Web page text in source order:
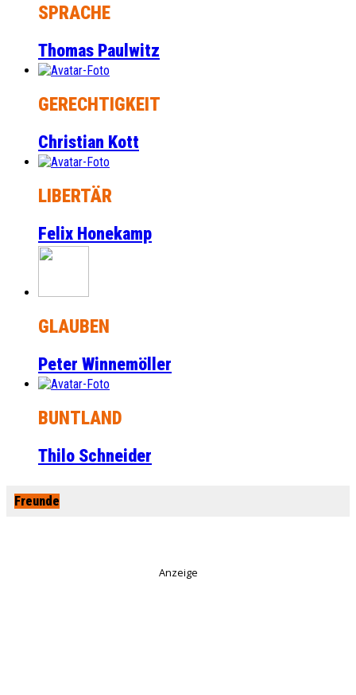
SPRACHE
Thomas Paulwitz
GERECHTIGKEIT
Christian Kott
LIBERTÄR
Felix Honekamp
GLAUBEN
Peter Winnemöller
BUNTLAND
Thilo Schneider
Freunde
Anzeige